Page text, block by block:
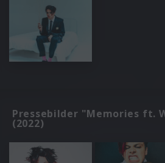
Pressebilder "Memories ft.
(2022)